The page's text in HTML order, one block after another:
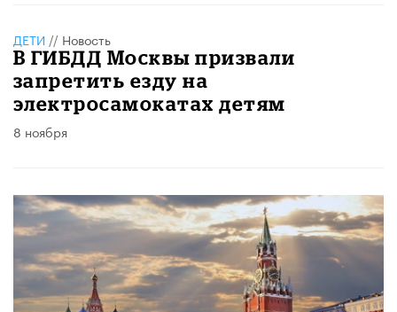
ДЕТИ // Новость
В ГИБДД Москвы призвали
запретить езду на
электросамокатах детям
8 ноября